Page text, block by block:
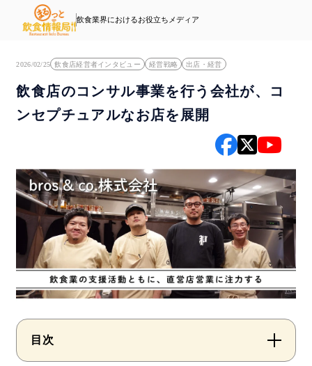
飲食業界におけるお役立ちメディア
2026/02/25 飲食店経営者インタビュー 経営戦略 出店・経営
飲食店のコンサル事業を行う会社が、コ
ンセプチュアルなお店を展開
目次